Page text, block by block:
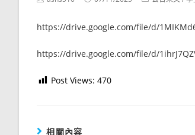
https://drive.google.com/file/d/
https://drive.google.com/file/d/
Post Views: 470
相關內容